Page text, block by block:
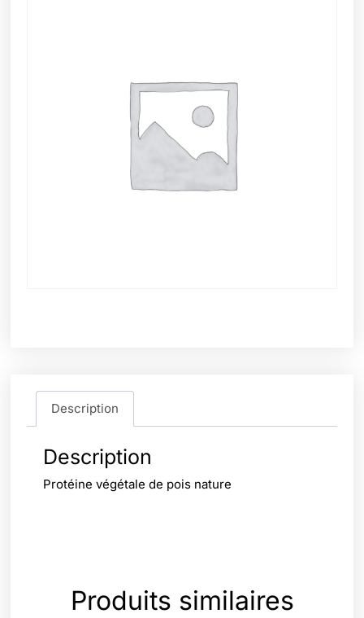
Description
Description
Protéine végétale de pois nature
Produits similaires